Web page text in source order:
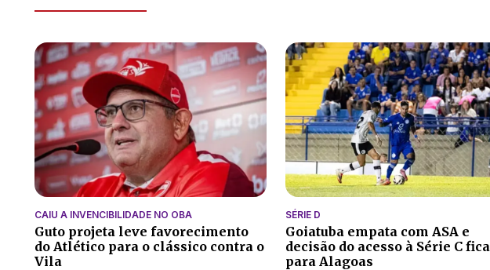
CAIU A INVENCIBILIDADE NO OBA
Guto projeta leve favorecimento
do Atlético para o clássico contra o
Vila
SÉRIE D
Goiatuba empata com ASA e
decisão do acesso à Série C fica
para Alagoas